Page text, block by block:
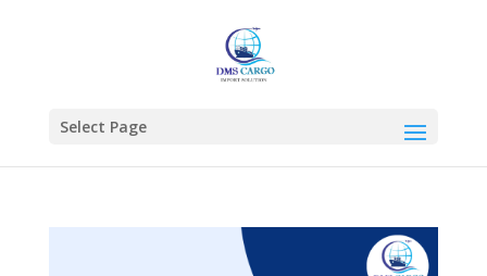
Select Page